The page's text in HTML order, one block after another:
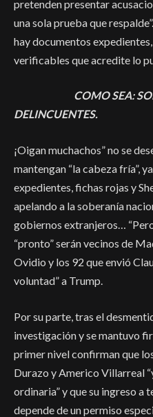
pretenden presentar
una sola prueba que
hay documentos
verificables que acredite lo
COMO SEA:
DELINCUENTES.
¡Oigan muchachos” no se
mantengan “la cabeza fría”,
expedientes, fichas rojas y
apelando a la soberanía
gobiernos extranjeros…
“pronto” serán vecinos de
Ovidio y los 92 que envió
voluntad” a Trump.
Por su parte, tras el
investigación y se mantuvo
primer nivel confirman que
Durazo y Americo Villarreal
ordinaria” y que su ingreso
depende de un permiso